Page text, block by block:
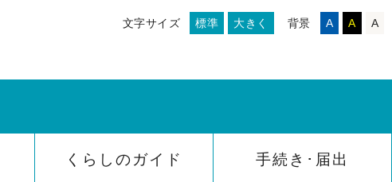
背景 A A A
文字サイズ 標準 大きく
くらしのガイド 手続き･届出